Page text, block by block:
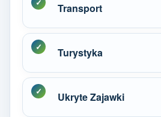
Transport
Turystyka
Ukryte Zajawki